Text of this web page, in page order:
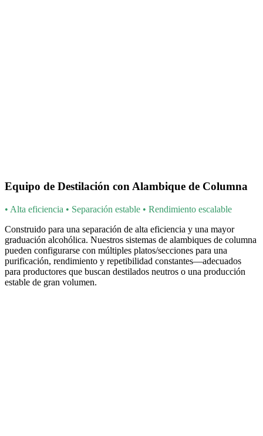
Equipo de Destilación con Alambique de Columna
• Alta eficiencia • Separación estable • Rendimiento escalable
Construido para una separación de alta eficiencia y una mayor
graduación alcohólica. Nuestros sistemas de alambiques de columna
pueden configurarse con múltiples platos/secciones para una
purificación, rendimiento y repetibilidad constantes—adecuados
para productores que buscan destilados neutros o una producción
estable de gran volumen.